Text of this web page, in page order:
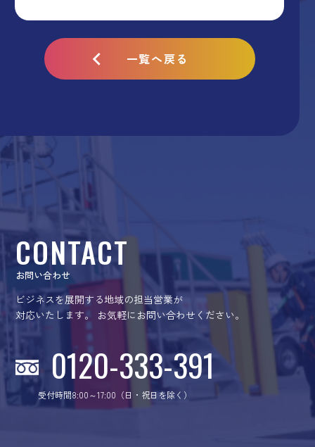
一覧へ戻る
CONTACT
お問い合わせ
ビジネスを展開する地域の担当営業が
対応いたします。
お気軽にお問い合わせください。
0120-333-391
受付時間8:00～17:00（日・祝日を除く）